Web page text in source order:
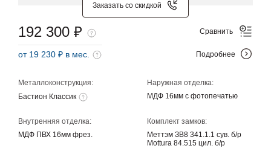
Заказать со скидкой
Металлоконструкция:
Бастион Классик
Наружная отделка:
МДФ 16мм с фотопечатью
Внутренняя отделка:
МДФ ПВХ 16мм фрез.
Комплект замков:
Меттэм ЗВ8 341.1.1 сув. б/р
Mottura 84.515 цил. б/р
192 300 ₽
от 19 230 ₽ в мес.
Сравнить
Подробнее